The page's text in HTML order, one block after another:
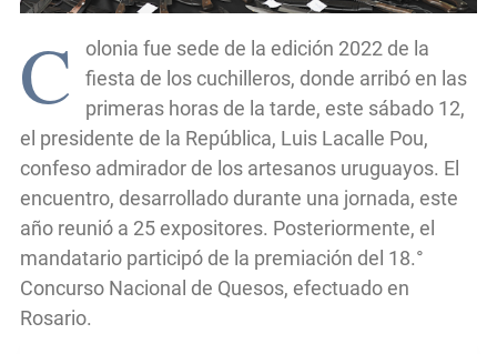
C
olonia fue sede de la edición 2022 de la
fiesta de los cuchilleros, donde arribó en las
primeras horas de la tarde, este sábado 12,
el presidente de la República, Luis Lacalle Pou,
confeso admirador de los artesanos uruguayos. El
encuentro, desarrollado durante una jornada, este
año reunió a 25 expositores. Posteriormente, el
mandatario participó de la premiación del 18.°
Concurso Nacional de Quesos, efectuado en
Rosario.